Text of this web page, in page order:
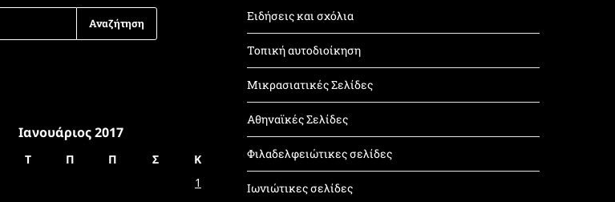
Ιανουάριος 2017
Τ Π Π Σ
Κ
1
Ειδήσεις και σχόλια
Τοπική αυτοδιοίκηση
Μικρασιατικές Σελίδες
Αθηναϊκές Σελίδες
Φιλαδελφειώτικες σελίδες
Ιωνιώτικες σελίδες